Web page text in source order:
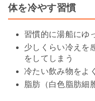
体を冷やす習慣
習慣的に湯船にゆ
少しくらい冷えを
をしてしまう
冷たい飲み物をよ
脂肪（白色脂肪細